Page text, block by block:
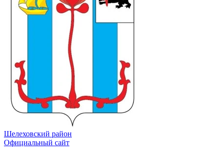
Шелеховский район
Официальный сайт